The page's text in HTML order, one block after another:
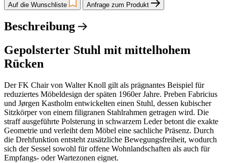
Auf die Wunschliste Anfrage zum Produkt
Beschreibung
Gepolsterter Stuhl mit mittelhohem
Rücken
Der FK Chair von Walter Knoll gilt als prägnantes Beispiel für
reduziertes Möbeldesign der späten 1960er Jahre. Preben Fabricius
und Jørgen Kastholm entwickelten einen Stuhl, dessen kubischer
Sitzkörper von einem filigranen Stahlrahmen getragen wird. Die
straff ausgeführte Polsterung in schwarzem Leder betont die exakte
Geometrie und verleiht dem Möbel eine sachliche Präsenz. Durch
die Drehfunktion entsteht zusätzliche Bewegungsfreiheit, wodurch
sich der Sessel sowohl für offene Wohnlandschaften als auch für
Empfangs- oder Wartezonen eignet.